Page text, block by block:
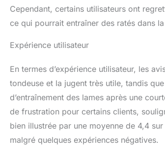
Cependant, certains utilisateurs ont
ce qui pourrait entraîner des ratés dans
Expérience utilisateur
En termes d’expérience utilisateur, les
tondeuse et la jugent très utile, tandis
d’entraînement des lames après une
de frustration pour certains clients,
bien illustrée par une moyenne de 4,4
malgré quelques expériences négatives.